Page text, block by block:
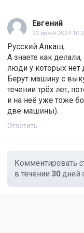
Евгений
22 июня 2024
Русский Алкаш,
А знаете как
люди у которых нет
Берут машину с
течении трёх лет,
и на неё уже тоже
две машины).
Ответить
Комментировать
в течении 30 дней